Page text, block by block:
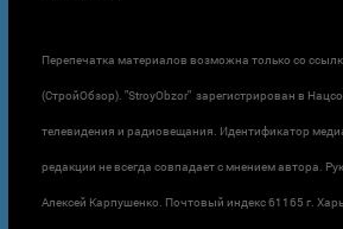
Перепечатка материалов возможна только со
(СтройОбзор). "StroyObzor" зарегистрирован в
телевидения и радиовещания. Идентификатор
редакции не всегда совпадает с мнением автора.
Алексей Карпушенко. Почтовый индекс 61165 г.